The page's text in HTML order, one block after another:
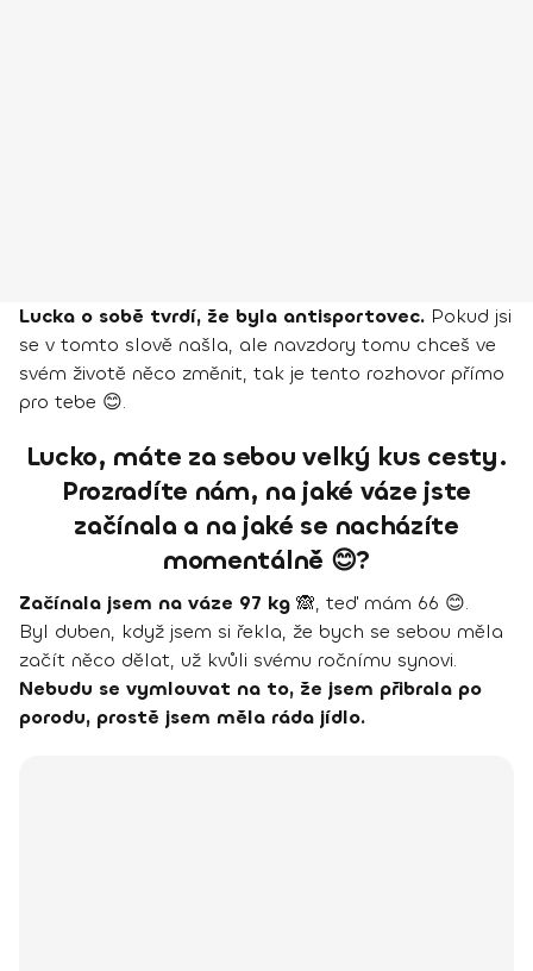
Lucka o sobě tvrdí, že byla antisportovec. Pokud jsi
se v tomto slově našla, ale navzdory tomu chceš ve
svém životě něco změnit, tak je tento rozhovor přímo
pro tebe 😊.
Lucko, máte za sebou velký kus cesty.
Prozradíte nám, na jaké váze jste
začínala a na jaké se nacházíte
momentálně 😊?
Začínala jsem na váze 97 kg 🙈, teď mám 66 😊.
Byl duben, když jsem si řekla, že bych se sebou měla
začít něco dělat, už kvůli svému ročnímu synovi.
Nebudu se vymlouvat na to, že jsem přibrala po
porodu, prostě jsem měla ráda jídlo.